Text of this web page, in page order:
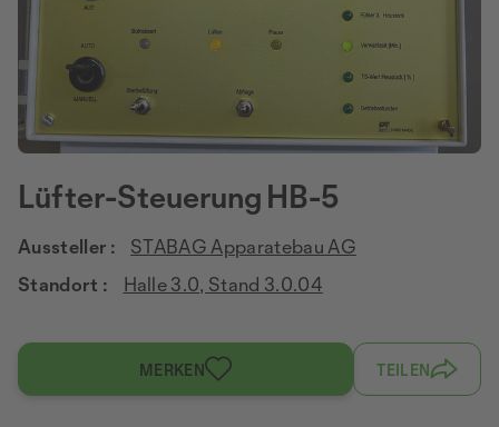
Lüfter-Steuerung HB-5
Aussteller :
STABAG Apparatebau AG
Standort :
Halle 3.0, Stand 3.0.04
MERKEN TEILEN